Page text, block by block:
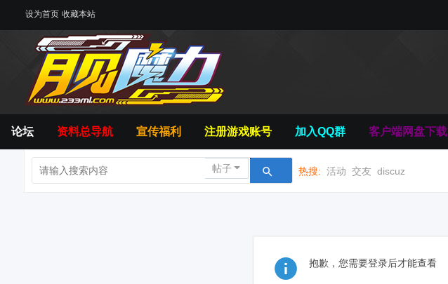
设为首页 收藏本站
论坛 资料总导航 宣传福利 注册游戏账号 加入QQ群 客户端网盘下载
帖子 热搜: 活动 交友 discuz
抱歉，您需要登录后才能查看